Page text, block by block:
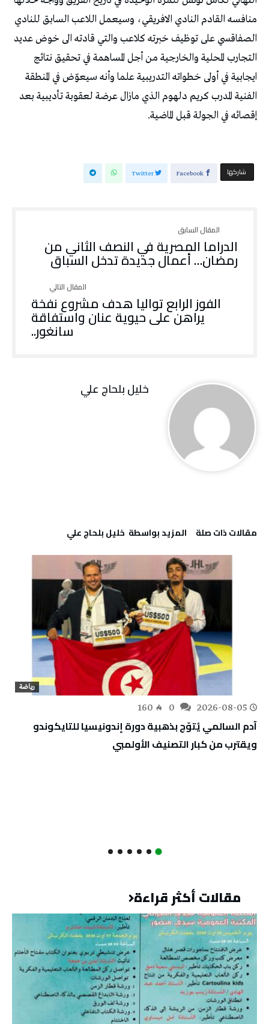
‬إقصائه‭ ‬في‭ ‬الجولة‭ ‬قبل‭ ‬الماضية‭. ‬
‫‫ شاركها‬ Facebook
Twitter
الدراما المصرية في النصف الثاني من
رمضان… أعمال جديدة تدخل السباق
الفوز الرابع تواليا هدف مشروع نفخة
يراهن على حيوية عنان واستفاقة
سانغور..
خليل‭ ‬بلحاج‭ ‬علي
‫مقالات ذات صلة‬ ‫‫المزيد بواسطة‬ ‬ خليل‭ ‬بلحاج‭ ‬علي
رياضة
2026-08-05
160
آدم السالمي يُتوّج بذهبية دورة إندونيسيا للتايكوندو
ويقترب من كبار التصنيف الأولمبي
مقالات أكثر قراءة